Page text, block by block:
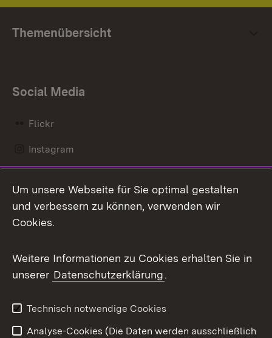
Themenübersicht
Social Media
Flickr
Instagram
Mastodon
Messenger
Social Wall
X / Twitter
Youtube
Um unsere Webseite für Sie optimal gestalten
und verbessern zu können, verwenden wir
Cookies.
Weitere Informationen zu Cookies erhalten Sie in
unserer Datenschutzerklärung.
Technisch notwendige Cookies
Analyse-Cookies (Die Daten werden ausschließlich